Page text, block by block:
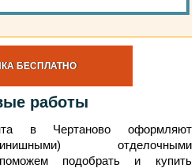
БЕСПЛАТНО
работы
в Чертаново оформляют
отделочными
подобрать и купить